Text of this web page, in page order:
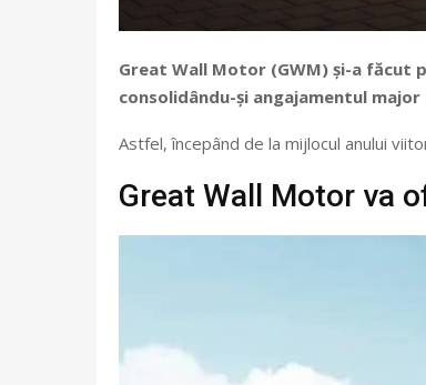
Great Wall Motor (GWM) și-a făcut
consolidându-și angajamentul
Astfel, începând de la mijlocul anului
Great Wall Motor va